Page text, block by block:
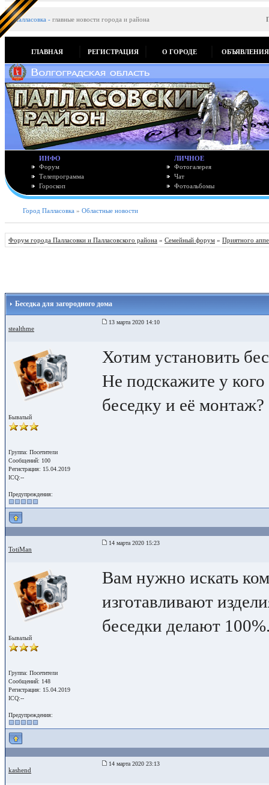
Палласовка - главные новости города и района
ГЛАВНАЯ РЕГИСТРАЦИЯ О ГОРОДЕ ОБЪЯВЛЕНИЯ
ИНФО
Форум
Телепрограмма
Гороскоп
ЛИЧНОЕ
Фотогалерея
Чат
Фотоальбомы
Город Палласовка » Областные новости
Форум города Палласовки и Палласовского района » Семейный форум » Приятного
Беседка для загородного дома
stealthme
13 марта 2020 14:10
Бывалый
Группа: Посетители
Сообщений: 100
Регистрация: 15.04.2019
ICQ:--
Предупреждения:
Хотим установить
Не подскажите у
беседку и её монтаж?
TotiMan
14 марта 2020 15:23
Бывалый
Группа: Посетители
Сообщений: 148
Регистрация: 15.04.2019
ICQ:--
Предупреждения:
Вам нужно искать
изготавливают
беседки делают
kashend
14 марта 2020 23:13